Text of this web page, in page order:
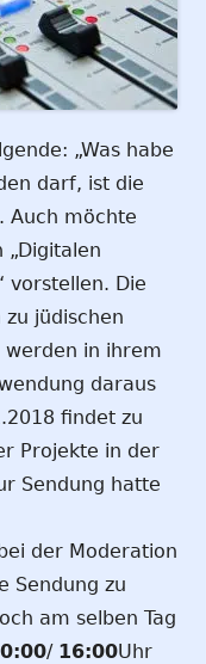
„Was habe
darf, ist die
Auch möchte
vorstellen. Die
jüdischen
werden in ihrem
daraus
findet zu
Projekte in der
Sendung hatte
der Moderation
Sendung zu
am selben Tag
/ 16:00Uhr